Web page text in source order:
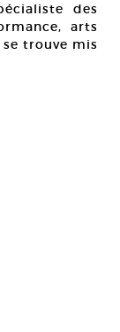
des
arts
trouve mis